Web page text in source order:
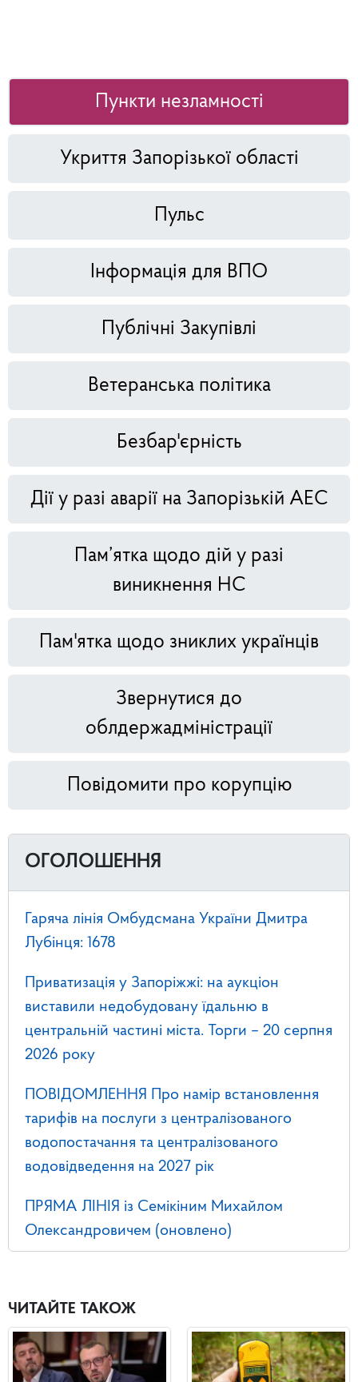
Пункти незламності
Укриття Запорізької області
Пульс
Інформація для ВПО
Публічні Закупівлі
Ветеранська політика
Безбар'єрність
Дії у разі аварії на Запорізькій АЕС
Пам’ятка щодо дій у разі
виникнення НС
Пам'ятка щодо зниклих українців
Звернутися до
облдержадміністрації
Повідомити про корупцію
ОГОЛОШЕННЯ
Гаряча лінія Омбудсмана України Дмитра
Лубінця: 1678
Приватизація у Запоріжжі: на аукціон
виставили недобудовану їдальню в
центральній частині міста. Торги – 20 серпня
2026 року
ПОВІДОМЛЕННЯ Про намір встановлення
тарифів на послуги з централізованого
водопостачання та централізованого
водовідведення на 2027 рік
ПРЯМА ЛІНІЯ із Семікіним Михайлом
Олександровичем (оновлено)
ЧИТАЙТЕ ТАКОЖ